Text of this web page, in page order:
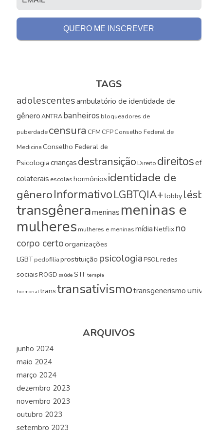
TAGS
adolescentesambulatório de identidade de
gêneroANTRAbanheiros bloqueadores de
puberdadecensura CFM CFPConselho Federal de
MedicinaConselho Federal de
Psicologiacriançasdestransição Direito direitos
colaterais escolashormônios identidade de
gêneroInformativoLGBTQIA+lobby
transgênerameninas meninas e
mulheres mulheres e meninasmídiaNetflix no
corpo certoorganizações
LGBTpedofiliaprostituição psicologia PSOLredes
sociais ROGD saúde STFterapia
hormonaltranstransativismotransgenerismo
ARQUIVOS
junho 2024
maio 2024
março 2024
dezembro 2023
novembro 2023
outubro 2023
setembro 2023